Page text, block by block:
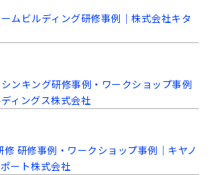
ムビルディング研修事例｜株式会社キタ
ンキング研修事例・ワークショップ事例
ィングス株式会社
研修事例・ワークショップ事例｜キヤノ
ート株式会社